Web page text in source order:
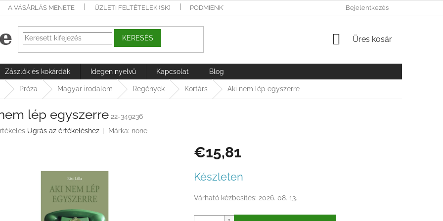
A VÁSÁRLÁS MENETE ÜZLETI FELTÉTELEK (SK) PODMIENKY OCHRANY OSOBNÝCH ÚDAJOV Bejelentkezés
KERESÉS KOSÁR
Üres kosár
Zászlók és kokárdák Idegen nyelvű Kapcsolat Blog
Próza Magyar irodalom Regények Kortárs Aki nem lép egyszerre
lép egyszerre 22-349236
Ugrás az értékeléshez Márka: none
€15,81
Készleten
Várható kézbesítés: 2026. 08. 13.